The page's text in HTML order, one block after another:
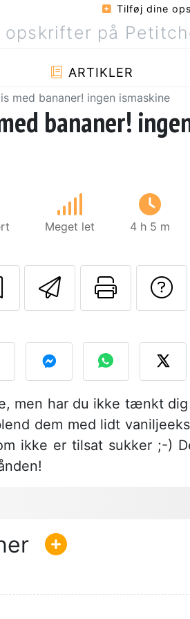
Tilføj dine
ARTIKLER
med bananer! ingen ismaskine
bananer!
Meget let 4 h 5 m
Send
men har du ikke tænkt
dem med lidt
ikke er tilsat sukker ;-)